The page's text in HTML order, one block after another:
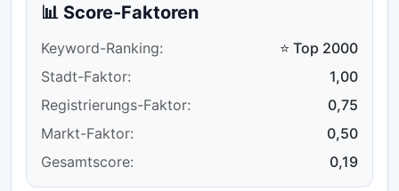
📊 Score-Faktoren
Keyword-Ranking:
⭐ Top 2000
Stadt-Faktor:
1,00
Registrierungs-Faktor:
0,75
Markt-Faktor:
0,50
Gesamtscore:
0,19